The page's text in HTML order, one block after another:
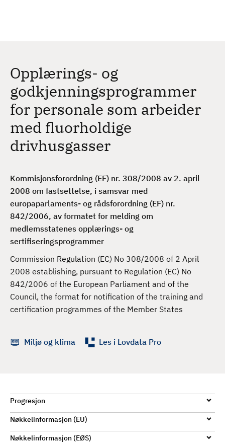
Opplærings- og
godkjenningsprogrammer
for personale som arbeider
med fluorholdige
drivhusgasser
Kommisjonsforordning (EF) nr. 308/2008 av 2. april
2008 om fastsettelse, i samsvar med
europaparlaments- og rådsforordning (EF) nr.
842/2006, av formatet for melding om
medlemsstatenes opplærings- og
sertifiseringsprogrammer
Commission Regulation (EC) No 308/2008 of 2 April
2008 establishing, pursuant to Regulation (EC) No
842/2006 of the European Parliament and of the
Council, the format for notification of the training and
certification programmes of the Member States
Miljø og klima Les i Lovdata Pro
Progresjon
Nøkkelinformasjon (EU)
Nøkkelinformasjon (EØS)